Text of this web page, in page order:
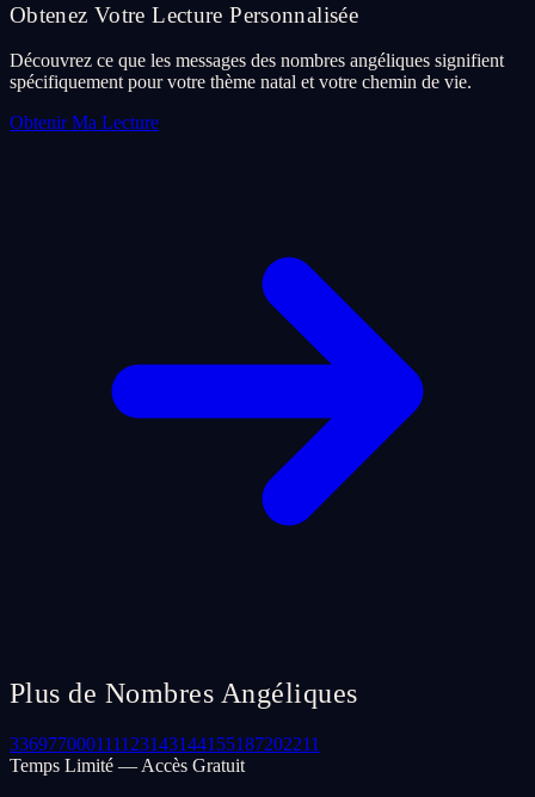
Obtenez Votre Lecture Personnalisée
Découvrez ce que les messages des nombres angéliques signifient
spécifiquement pour votre thème natal et votre chemin de vie.
Obtenir Ma Lecture
Plus de Nombres Angéliques
336977000111123143144155187202211
Temps Limité — Accès Gratuit